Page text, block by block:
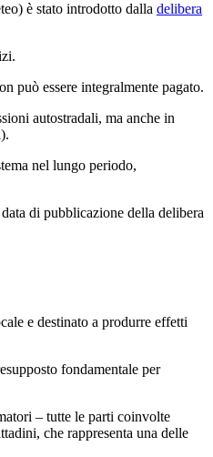
è stato introdotto dalla delibera
può essere integralmente pagato.
autostradali, ma anche in
nel lungo periodo,
di pubblicazione della delibera
e destinato a produrre effetti
fondamentale per
– tutte le parti coinvolte
che rappresenta una delle